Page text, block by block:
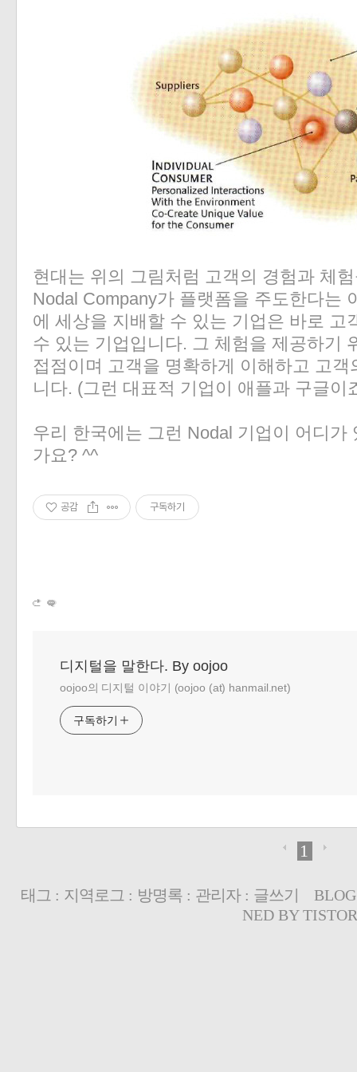
현대는 위의 그림처럼 고객의 경험과 체
Nodal Company가 플랫폼을 주도한다는
에 세상을 지배할 수 있는 기업은 바로 고
수 있는 기업입니다. 그 체험을 제공하기
접점이며 고객을 명확하게 이해하고 고
니다. (그런 대표적 기업이 애플과 구글이
우리 한국에는 그런 Nodal 기업이 어디가
가요? ^^
공감 구독하기
디지털을 말한다. By oojoo
oojoo의 디지털 이야기 (oojoo (at) hanmail.net)
구독하기
1
태그 : 지역로그 : 방명록: 관리자: 글쓰기
NED BY
«